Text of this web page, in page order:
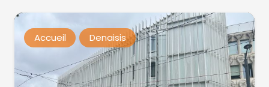
Accueil Denaisis